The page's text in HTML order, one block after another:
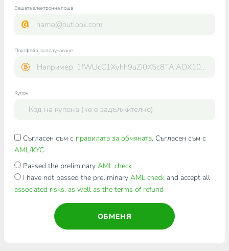
Вашата електронна поща
Портфейл за получаване
Купон
Съгласен съм с правилата за обмяната. Съгласен съм с
AML/KYC
Passed the preliminary AML check
I have not passed the preliminary AML checkand accept all
associated risks, as well as the terms of refund
ОБМЕНЯ